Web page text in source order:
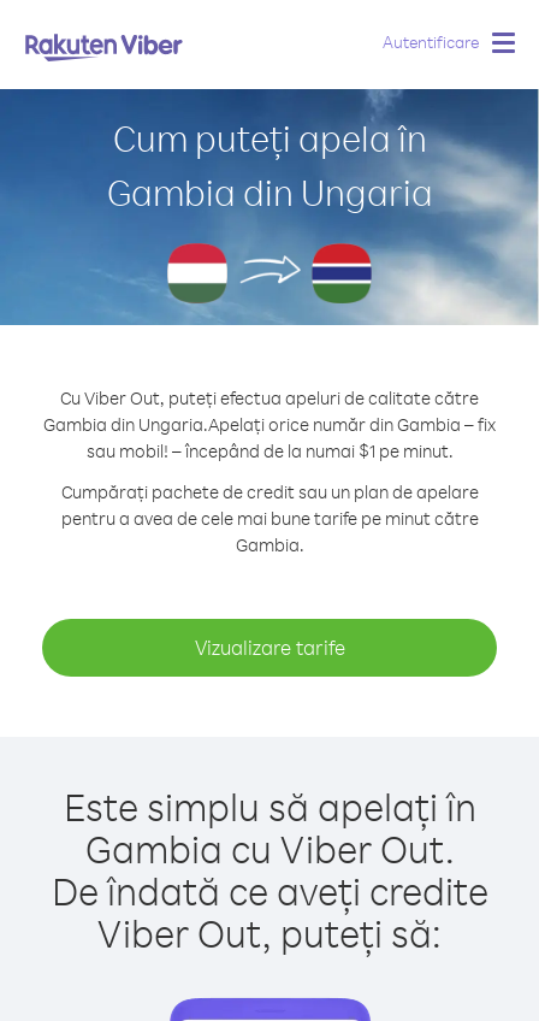
Autentificare
Cum puteți apela în
Gambia din Ungaria
Cu Viber Out, puteți efectua apeluri de calitate către
Gambia din Ungaria.Apelați orice număr din Gambia – fix
sau mobil! – începând de la numai $1 pe minut.
Cumpărați pachete de credit sau un plan de apelare
pentru a avea de cele mai bune tarife pe minut către
Gambia.
Vizualizare tarife
Este simplu să apelați în
Gambia cu Viber Out.
De îndată ce aveți credite
Viber Out, puteți să: